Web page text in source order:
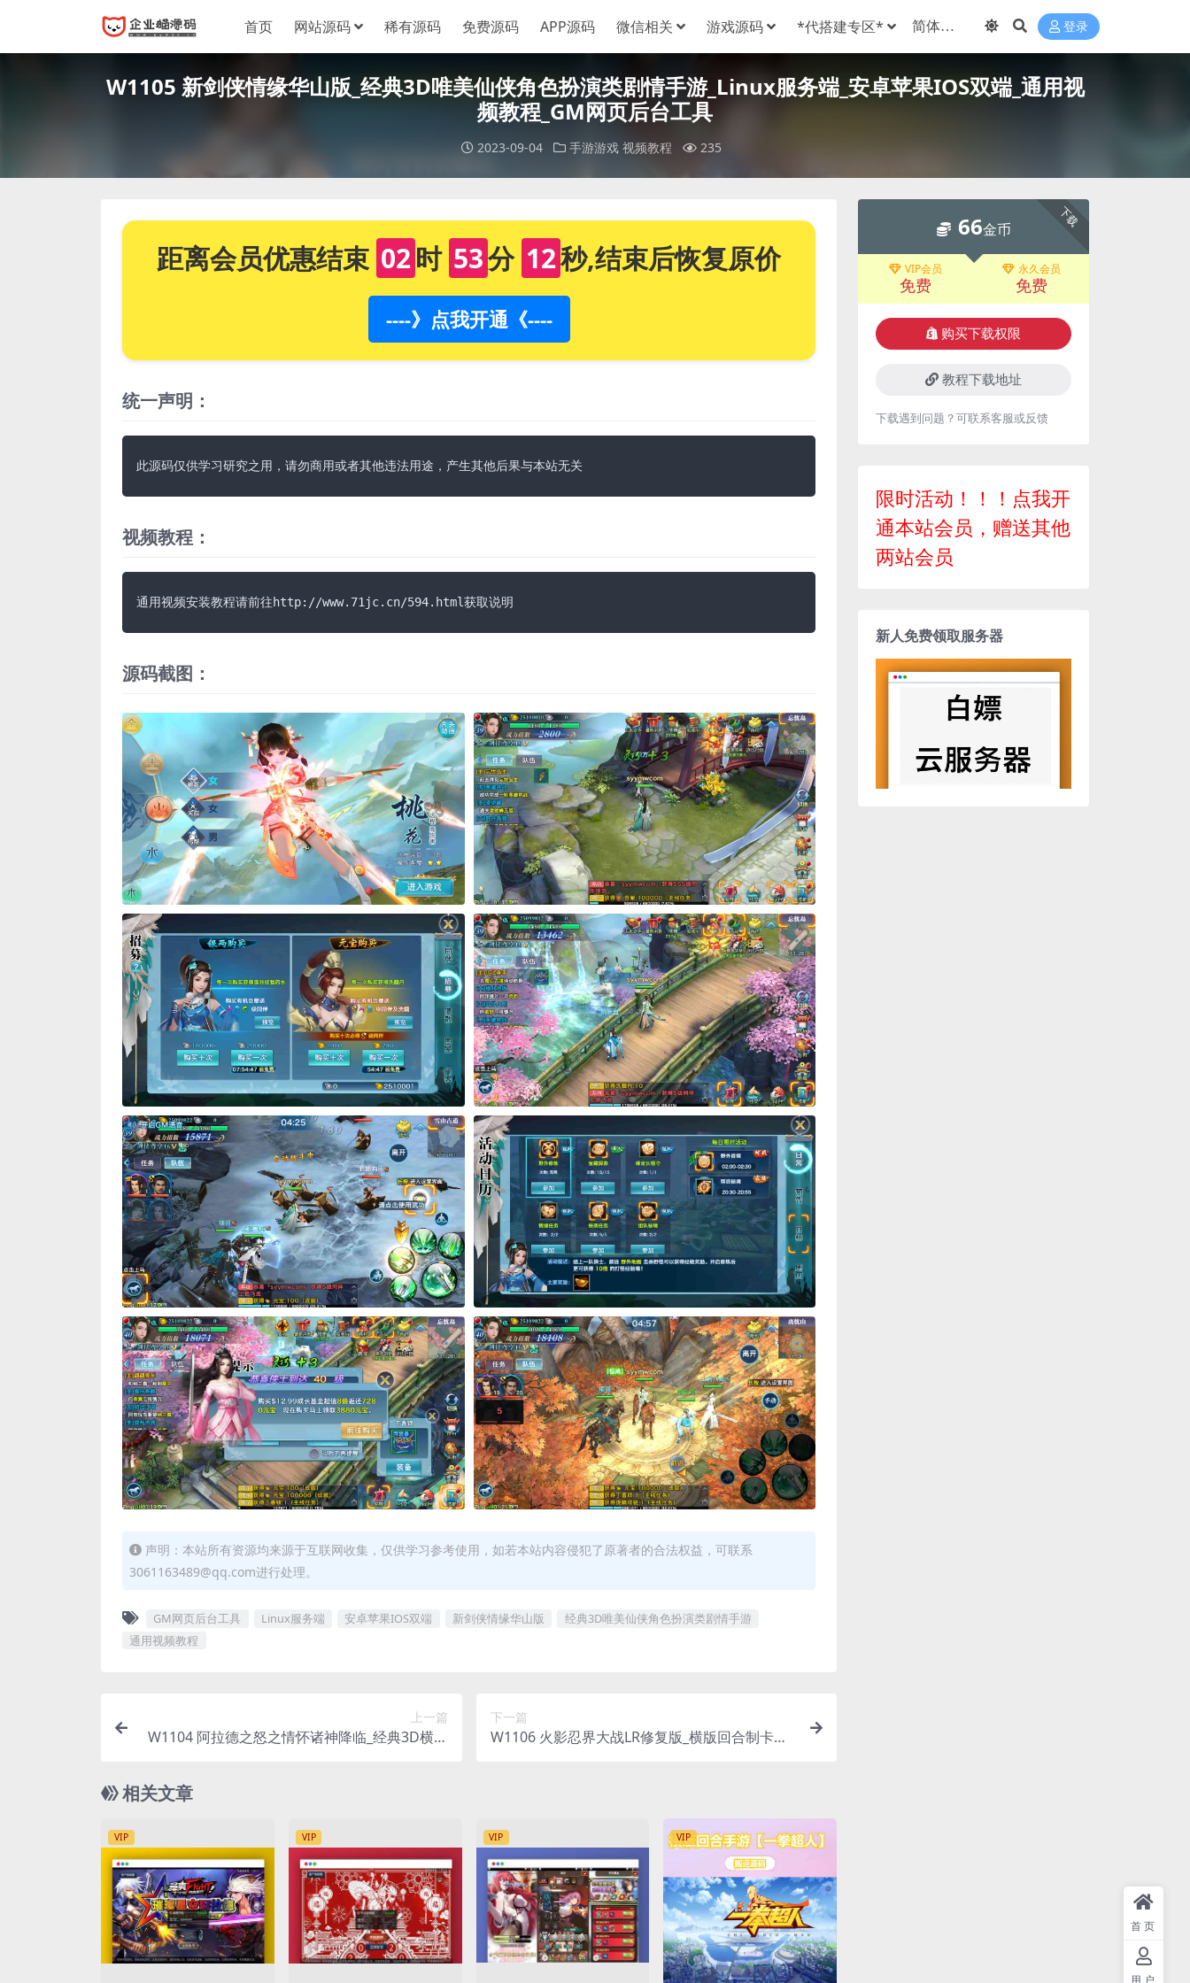
首页 网站源码 稀有源码 免费源码 APP源码 微信相关 游戏源码 *代搭建专区* 登录
W1105 新剑侠情缘华山版_经典3D唯美仙侠角色扮演类剧情手游_Linux服务端_安卓苹果IOS双端_通用视
频教程_GM网页后台工具
2023-09-04 手游游戏 视频教程 235
距离会员优惠结束 02时 53分 11秒,结束后恢复原价
----》点我开通《----
统一声明：
此源码仅供学习研究之用，请勿商用或者其他违法用途，产生其他后果与本站无关
视频教程：
通用视频安装教程请前往http://www.71jc.cn/594.html获取说明
源码截图：
声明：本站所有资源均来源于互联网收集，仅供学习参考使用，如若本站内容侵犯了原著者的合法权益，可联系
3061163489@qq.com进行处理。
GM网页后台工具 Linux服务端 安卓苹果IOS双端 新剑侠情缘华山版
经典3D唯美仙侠角色扮演类剧情手游
通用视频教程
上一篇
W1104 阿拉德之怒之情怀诸神降临_经典3D横版
安卓苹果IOS双端_GM总运营管理后台_GM网页
下一篇
W1106 火影忍界大战LR修复版_横版回合制卡牌
相关文章
VIP VIP VIP VIP
下载
66金币
VIP会员
免费
永久会员
免费
购买下载权限
教程下载地址
下载遇到问题？可联系客服或反馈
限时活动！！！点我开
通本站会员，赠送其他
两站会员
新人免费领取服务器
首页
用户